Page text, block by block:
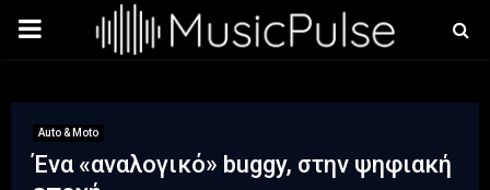
PRIMARY
Auto & Moto
Ένα «αναλογικό» buggy, στην ψηφιακή